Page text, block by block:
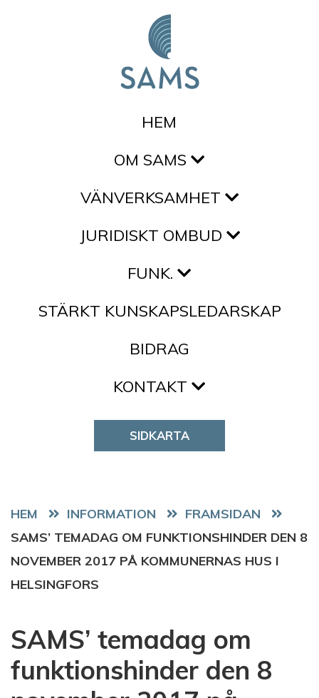
HEM
OM SAMS
VÄNVERKSAMHET
JURIDISKT OMBUD
FUNK.
STÄRKT KUNSKAPSLEDARSKAP
BIDRAG
KONTAKT
SIDKARTA
HEM
FRAMSIDAN
SAMS’ TEMADAG OM FUNKTIONSHINDER DEN 8
NOVEMBER 2017 PÅ KOMMUNERNAS HUS I
HELSINGFORS
SAMS’ temadag om
funktionshinder den 8